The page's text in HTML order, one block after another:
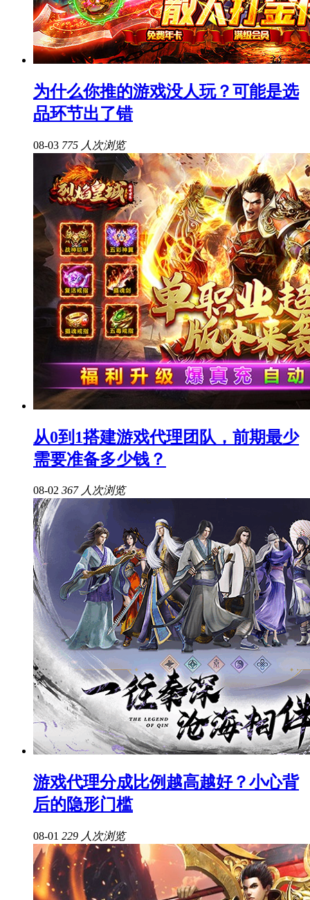
为什么你推的游戏没人玩？可能是选
品环节出了错
08-03 775 人次浏览
从0到1搭建游戏代理团队，前期最少
需要准备多少钱？
08-02 367 人次浏览
游戏代理分成比例越高越好？小心背
后的隐形门槛
08-01 229 人次浏览